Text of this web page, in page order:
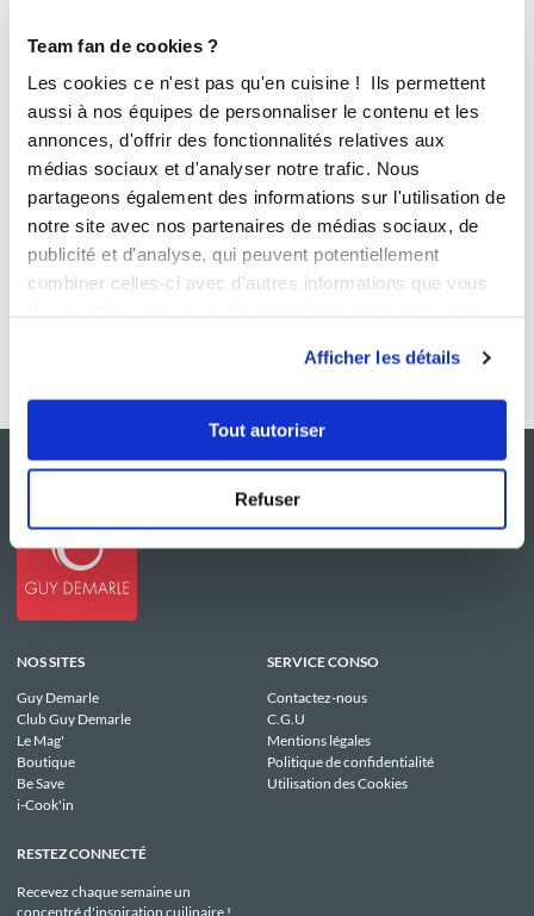
Team fan de cookies ?
Les cookies ce n'est pas qu'en cuisine ! Ils permettent
aussi à nos équipes de personnaliser le contenu et les
annonces, d'offrir des fonctionnalités relatives aux
médias sociaux et d'analyser notre trafic. Nous
partageons également des informations sur l'utilisation de
notre site avec nos partenaires de médias sociaux, de
publicité et d'analyse, qui peuvent potentiellement
combiner celles-ci avec d'autres informations que vous
Afficher les détails
Tout autoriser
Refuser
NOS SITES
Guy Demarle
Club Guy Demarle
Le Mag'
Boutique
Be Save
i-Cook'in
SERVICE CONSO
Contactez-nous
C.G.U
Mentions légales
Politique de confidentialité
Utilisation des Cookies
RESTEZ CONNECTÉ
Recevez chaque semaine un
concentré d'inspiration cuilinaire !